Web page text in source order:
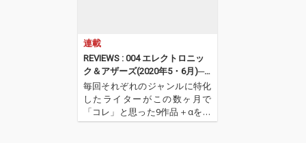
連載
REVIEWS : 004 エレクトロニッ
ク＆アザーズ(2020年5・6月)──
八木皓平
毎回それぞれのジャンルに特化
したライターがこの数ヶ月で
「コレ」と思った9作品＋αを紹
介するコーナー。今回はエレク